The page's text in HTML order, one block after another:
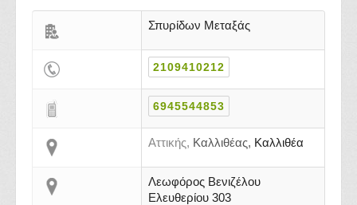
Σπυρίδων Μεταξάς
2109410212
6945544853
Αττικής, Καλλιθέας, Καλλιθέα
Λεωφόρος Βενιζέλου
Ελευθερίου 303